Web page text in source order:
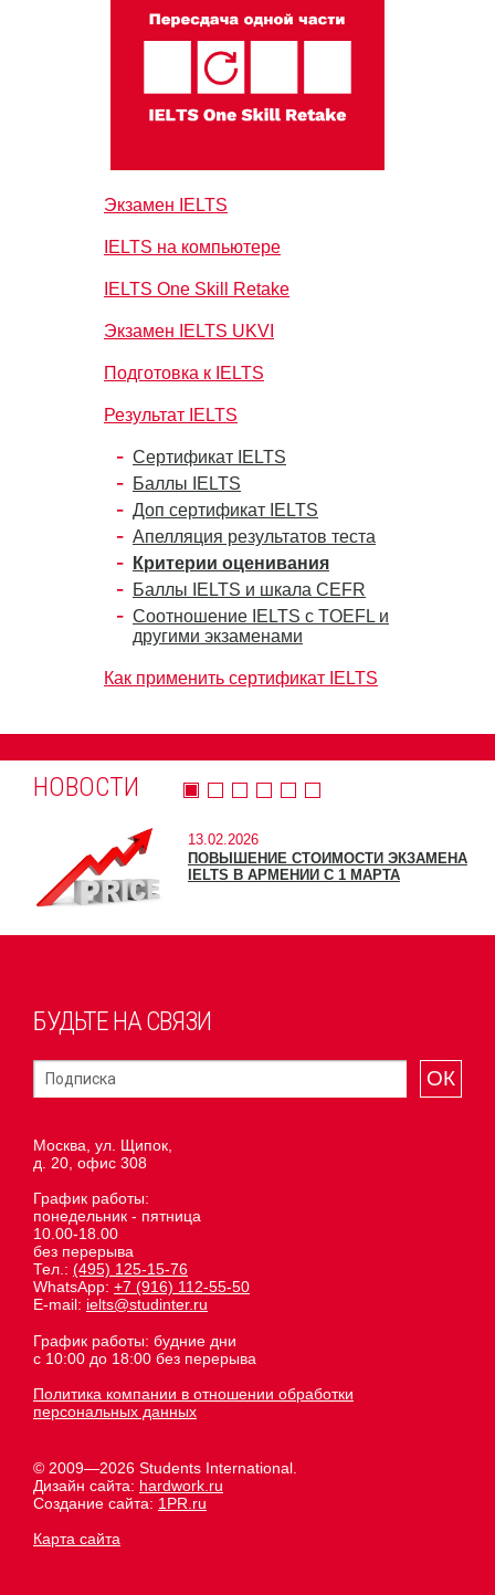
Экзамен IELTS
IELTS на компьютере
IELTS One Skill Retake
Экзамен IELTS UKVI
Подготовка к IELTS
Результат IELTS
Сертификат IELTS
Баллы IELTS
Доп сертификат IELTS
Апелляция результатов теста
Критерии оценивания
Баллы IELTS и шкала CEFR
Соотношение IELTS с TOEFL и
другими экзаменами
Как применить сертификат IELTS
НОВОСТИ
13.02.2026
ПОВЫШЕНИЕ СТОИМОСТИ ЭКЗАМЕНА
IELTS В АРМЕНИИ С 1 МАРТА
БУДЬТЕ НА СВЯЗИ
ОК
Москва, ул. Щипок,
д. 20, офис 308
График работы:
понедельник - пятница
10.00-18.00
без перерыва
Тел.: (495) 125-15-76
WhatsApp: +7 (916) 112-55-50
E-mail: ielts@studinter.ru
График работы: будние дни
с 10:00 до 18:00 без перерыва
Политика компании в отношении обработки
персональных данных
© 2009—2026 Students International.
Дизайн сайта: hardwork.ru
Создание сайта: 1PR.ru
Карта сайта